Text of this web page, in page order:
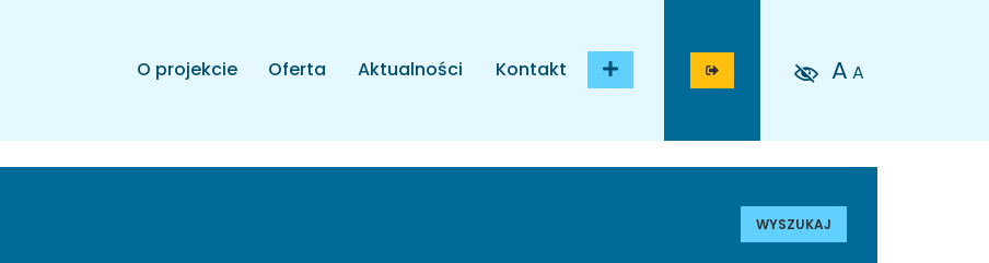
O projekcie Oferta Aktualności Kontakt A A
WYSZUKAJ